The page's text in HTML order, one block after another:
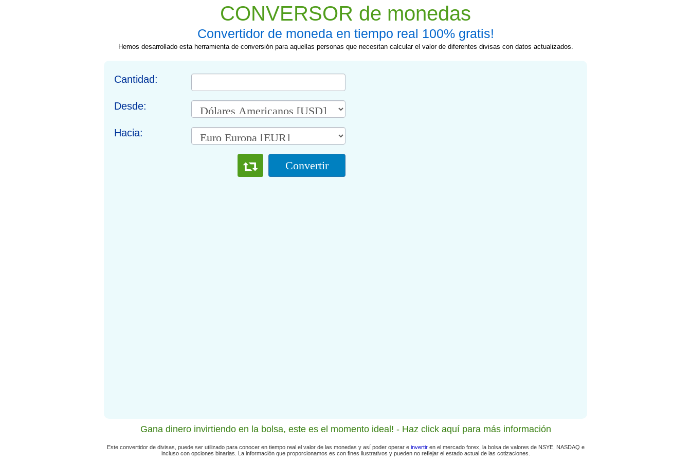
CONVERSOR de monedas
Convertidor de moneda en tiempo real 100% gratis!
Hemos desarrollado esta herramienta de conversión para aquellas personas que necesitan calcular el valor de diferentes divisas con datos actualizados.
Cantidad:
Desde:
Hacia:
Convertir
Gana dinero invirtiendo en la bolsa, este es el momento ideal! - Haz click aquí para más información
Este convertidor de divisas, puede ser utilizado para conocer en tiempo real el valor de las monedas y así poder operar e invertiren el mercado forex, la bolsa de valores de NSYE, NASDAQ e
incluso con opciones binarias. La información que proporcionamos es con fines ilustrativos y pueden no reflejar el estado actual de las cotizaciones.